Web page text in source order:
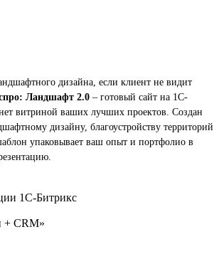
дизайна, если клиент не видит
Ландшафт 2.0 – готовый сайт на 1С-
витриной ваших лучших проектов. Создан
дизайну, благоустройству территорий
упаковывает ваш опыт и портфолио в
1С-Битрикс
+ CRM»